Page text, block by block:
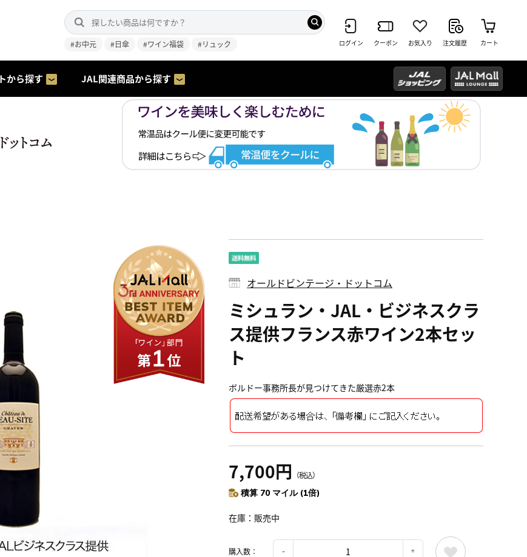
#お中元 #日傘 #ワイン福袋 #リュック ログイン クーポン お気入り 注文履歴 カート
から探す JAL関連商品から探す
オールドビンテージ・ドットコム
ミシュラン・JAL・ビジネスクラ
ス提供フランス赤ワイン2本セッ
ト
ボルドー事務所長が見つけてきた厳選赤2本
7,700円 （税込）
積算 70 マイル (1倍)
在庫 販売中
購入数：